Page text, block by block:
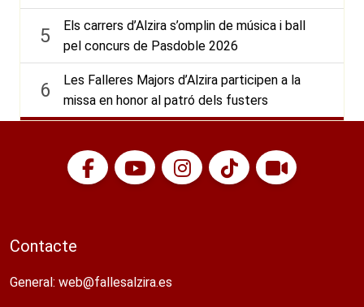
5
Els carrers d’Alzira s’omplin de música i ball
pel concurs de Pasdoble 2026
6
Les Falleres Majors d’Alzira participen a la
missa en honor al patró dels fusters
Contacte
General: web@fallesalzira.es​